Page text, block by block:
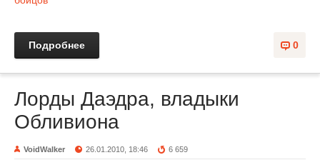
0
Подробнее
Лорды Даэдра, владыки
Обливиона
VoidWalker 26.01.2010, 18:46 6 659